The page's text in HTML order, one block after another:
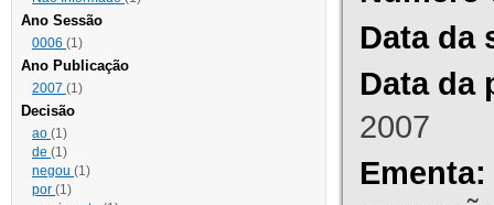
Ano Sessão
0006 (1)
Ano Publicação
2007 (1)
Decisão
ao (1)
de (1)
negou (1)
por (1)
Data da
Data da
2007
Ementa: